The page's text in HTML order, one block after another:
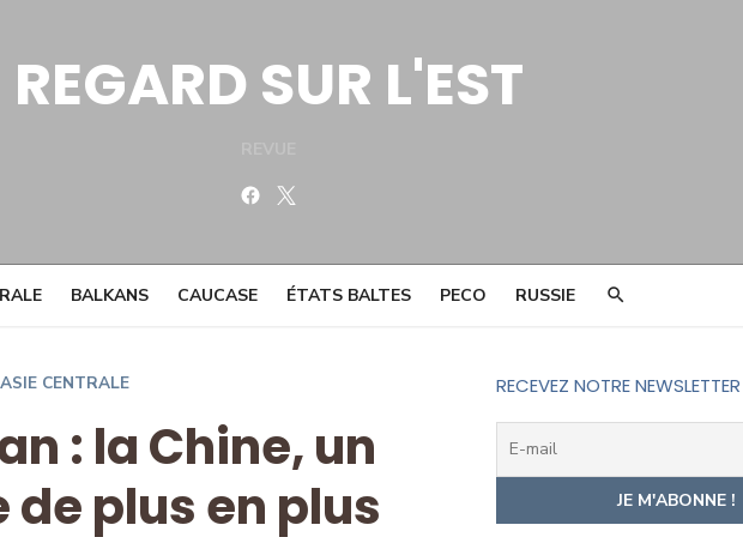
REGARD SUR L'EST
Facebook
BALKANS CAUCASE ÉTATS BALTES PECO RUSSIE
ASIE CENTRALE
: la Chine, un
plus en plus
RECEVEZ NOTRE NEWSLETTER